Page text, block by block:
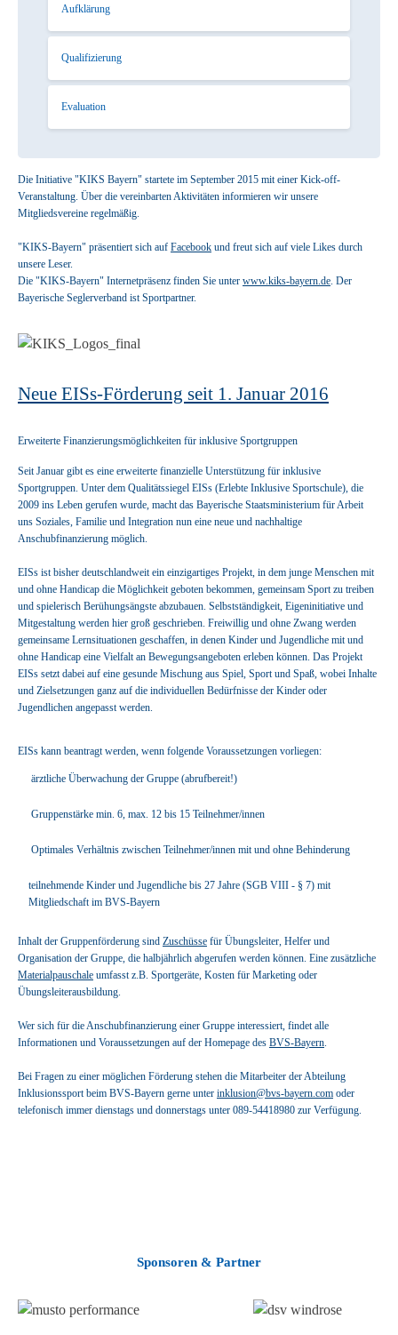
Aufklärung
Qualifizierung
Evaluation
Die Initiative "KIKS Bayern" startete im September 2015 mit einer Kick-off-
Veranstaltung. Über die vereinbarten Aktivitäten informieren wir unsere
Mitgliedsvereine regelmäßig.
"KIKS-Bayern" präsentiert sich auf Facebook und freut sich auf viele Likes durch
unsere Leser.
Die "KIKS-Bayern" Internetpräsenz finden Sie unter www.kiks-bayern.de. Der
Bayerische Seglerverband ist Sportpartner.
Neue EISs-Förderung seit 1. Januar 2016
Erweiterte Finanzierungsmöglichkeiten für inklusive Sportgruppen
Seit Januar gibt es eine erweiterte finanzielle Unterstützung für inklusive
Sportgruppen. Unter dem Qualitätssiegel EISs (Erlebte Inklusive Sportschule), die
2009 ins Leben gerufen wurde, macht das Bayerische Staatsministerium für Arbeit
uns Soziales, Familie und Integration nun eine neue und nachhaltige
Anschubfinanzierung möglich.
EISs ist bisher deutschlandweit ein einzigartiges Projekt, in dem junge Menschen mit
und ohne Handicap die Möglichkeit geboten bekommen, gemeinsam Sport zu treiben
und spielerisch Berühungsängste abzubauen. Selbstständigkeit, Eigeninitiative und
Mitgestaltung werden hier groß geschrieben. Freiwillig und ohne Zwang werden
gemeinsame Lernsituationen geschaffen, in denen Kinder und Jugendliche mit und
ohne Handicap eine Vielfalt an Bewegungsangeboten erleben können. Das Projekt
EISs setzt dabei auf eine gesunde Mischung aus Spiel, Sport und Spaß, wobei Inhalte
und Zielsetzungen ganz auf die individuellen Bedürfnisse der Kinder oder
Jugendlichen angepasst werden.
EISs kann beantragt werden, wenn folgende Voraussetzungen vorliegen:
ärztliche Überwachung der Gruppe (abrufbereit!)
Gruppenstärke min. 6, max. 12 bis 15 Teilnehmer/innen
Optimales Verhältnis zwischen Teilnehmer/innen mit und ohne Behinderung
teilnehmende Kinder und Jugendliche bis 27 Jahre (SGB VIII - § 7) mit
Mitgliedschaft im BVS-Bayern
Inhalt der Gruppenförderung sind Zuschüsse für Übungsleiter, Helfer und
Organisation der Gruppe, die halbjährlich abgerufen werden können. Eine zusätzliche
Materialpauschale umfasst z.B. Sportgeräte, Kosten für Marketing oder
Übungsleiterausbildung.
Wer sich für die Anschubfinanzierung einer Gruppe interessiert, findet alle
Informationen und Voraussetzungen auf der Homepage des BVS-Bayern.
Bei Fragen zu einer möglichen Förderung stehen die Mitarbeiter der Abteilung
Inklusionssport beim BVS-Bayern gerne unter inklusion@bvs-bayern.com oder
telefonisch immer dienstags und donnerstags unter 089-54418980 zur Verfügung.
Sponsoren & Partner